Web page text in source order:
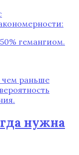
гемангиом.
раньше
нужна